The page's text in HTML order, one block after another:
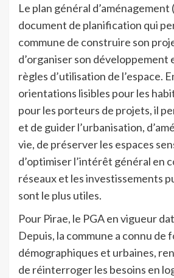
Le plan général d’aménagement
document de planification qui
commune de construire son
d’organiser son développement
règles d’utilisation de l’espace.
orientations lisibles pour les
pour les porteurs de projets, il
et de guider l’urbanisation,
vie, de préserver les espaces
d’optimiser l’intérêt général en
réseaux et les investissements
sont le plus utiles.
Pour Pirae, le PGA en vigueur
Depuis, la commune a connu de
démographiques et urbaines,
de réinterroger les besoins en